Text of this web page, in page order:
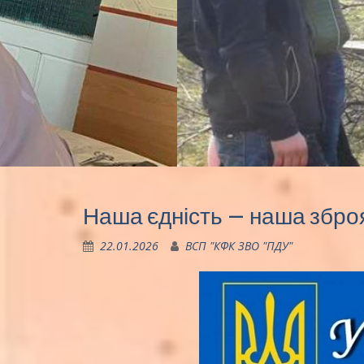
Наша єдність – наша
22.01.2026 ВСП "КФК ЗВО "ПДУ"